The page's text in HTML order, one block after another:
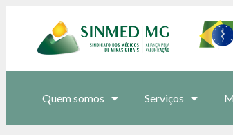
Quem somos Serviços